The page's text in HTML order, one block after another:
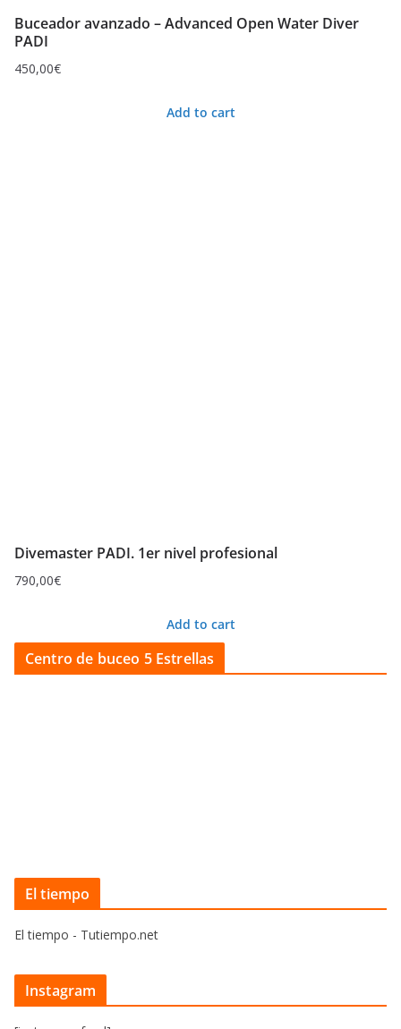
Buceador avanzado – Advanced Open Water Diver
PADI
450,00€
Add to cart
Divemaster PADI. 1er nivel profesional
790,00€
Add to cart
Centro de buceo 5 Estrellas
El tiempo
El tiempo - Tutiempo.net
Instagram